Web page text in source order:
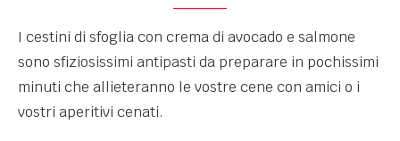
I cestini di sfoglia con crema di avocado e salmone
sono sfiziosissimi antipasti da preparare in pochissimi
minuti che allieteranno le vostre cene con amici o i
vostri aperitivi cenati.